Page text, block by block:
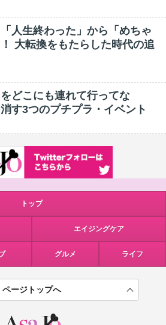
人生終わった」から「めちゃ
大転換をもたらした時代の追
どこにも連れて行ってな
す3つのプチプラ・イベント
トップ
エイジングケア
グルメ ライフ
ページトップへ